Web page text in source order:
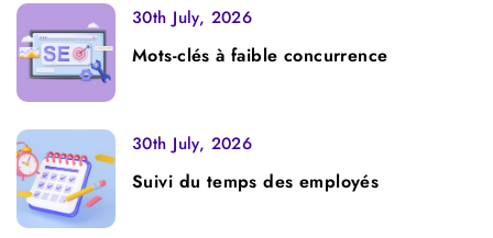
30th July, 2026
Mots-clés à faible concurrence
30th July, 2026
Suivi du temps des employés